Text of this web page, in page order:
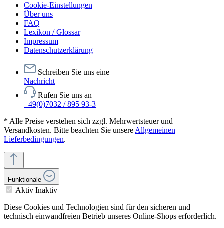
Cookie-Einstellungen
Über uns
FAQ
Lexikon / Glossar
Impressum
Datenschutzerklärung
Schreiben Sie uns eine
Nachricht
Rufen Sie uns an
+49(0)7032 / 895 93-3
* Alle Preise verstehen sich zzgl. Mehrwertsteuer und
Versandkosten. Bitte beachten Sie unsere Allgemeinen
Lieferbedingungen.
Funktionale
Aktiv Inaktiv
Diese Cookies und Technologien sind für den sicheren und
technisch einwandfreien Betrieb unseres Online-Shops erforderlich.